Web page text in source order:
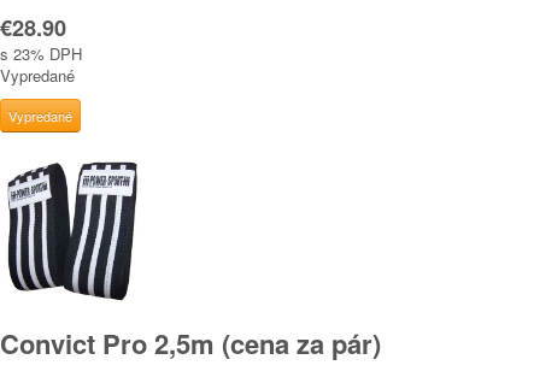
€28.90
s 23% DPH
Vypredané
Convict Pro 2,5m (cena za pár)